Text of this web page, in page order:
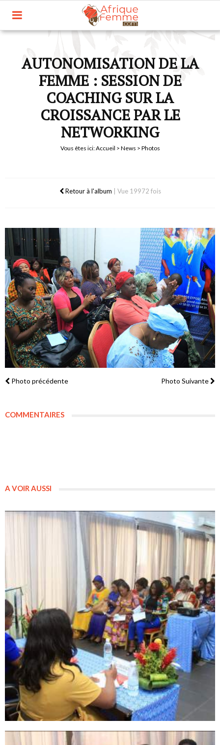
AUTONOMISATION DE LA
FEMME : SESSION DE
COACHING SUR LA
CROISSANCE PAR LE
NETWORKING
Vous êtes ici:Accueil > News > Photos
Retour à l'album Vue 19972 fois
Photo précédente Photo Suivante
COMMENTAIRES
A VOIR AUSSI